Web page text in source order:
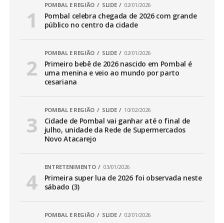
POMBAL E REGIÃO SLIDE 02/01/2026
Pombal celebra chegada de 2026 com grande
público no centro da cidade
POMBAL E REGIÃO SLIDE 02/01/2026
Primeiro bebê de 2026 nascido em Pombal é
uma menina e veio ao mundo por parto
cesariana
POMBAL E REGIÃO SLIDE 10/02/2026
Cidade de Pombal vai ganhar até o final de
julho, unidade da Rede de Supermercados
Novo Atacarejo
ENTRETENIMENTO 03/01/2026
Primeira super lua de 2026 foi observada neste
sábado (3)
POMBAL E REGIÃO SLIDE 02/01/2026